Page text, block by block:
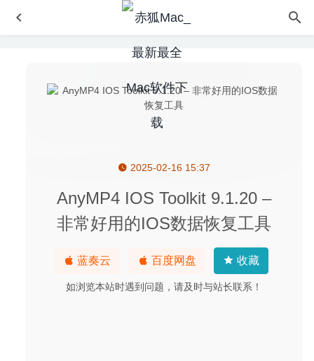
2025-02-16 15:37
AnyMP4 IOS Toolkit 9.1.20 –
非常好用的IOS数据恢复工具
蓝奏云 百度网盘 收藏
如浏览本站时遇到问题，请及时与站长联系！
KeeWeb 1.15.1 中文版-开源跨平台的密码管理器
Quantumult X(圈X) 1.5.5 中文版-高性能网络代理工具
2026-01-18
ImageRanger Pro Edition 1.7.2.1534 – 图片管理软件
2020-06-16
OmniOutLiner Pro 5.6 for Mac中文版-非常强大的知识大纲